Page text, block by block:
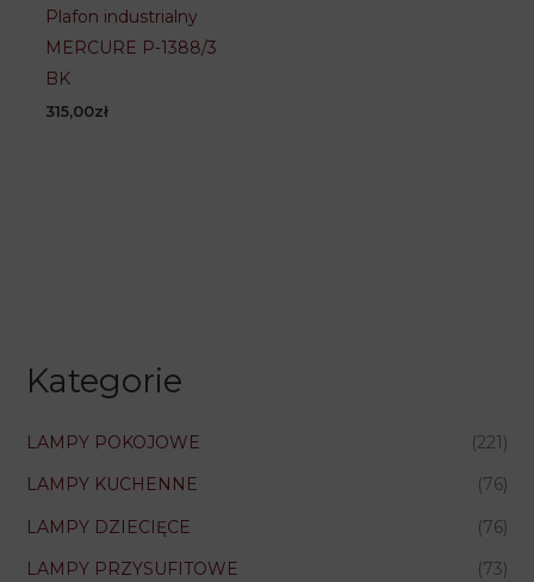
Kategorie
LAMPY POKOJOWE
(221)
LAMPY KUCHENNE
(76)
LAMPY DZIECIĘCE
(76)
LAMPY PRZYSUFITOWE
(73)
Plafon industrialny
MERCURE P-1388/3
BK
315,00zł